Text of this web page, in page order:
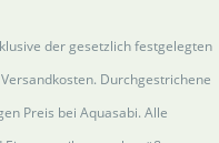
der gesetzlich festgelegten
Durchgestrichene
Preis bei Aquasabi. Alle